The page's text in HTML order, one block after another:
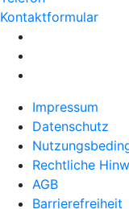
Kontaktformular
Impressum
Datenschutz
Rechtliche
AGB
Barrierefreiheit